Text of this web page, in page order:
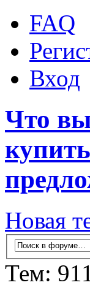
FAQ
Вход
Что
Новая
Тем: